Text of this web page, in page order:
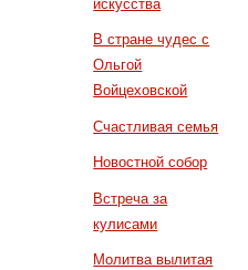
искусства
В стране чудес с
Ольгой
Войцеховской
Счастливая семья
Новостной собор
Встреча за
кулисами
Молитва вылитая